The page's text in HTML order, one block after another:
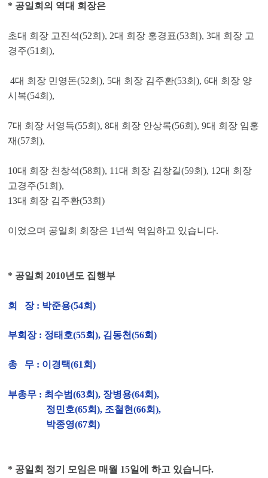
* 공일회의 역대 회장은
초대 회장 고진석(52회), 2대 회장 홍경표(53회), 3대 회장 고
경주(51회),
4대 회장 민영돈(52회), 5대 회장 김주환(53회),6대 회장 양
시복(54회),
7대 회장 서영득(55회), 8대 회장 안상록(56회), 9대 회장 임홍
재(57회),
10대 회장 천창석(58회), 11대 회장 김창길(59회), 12대 회장
고경주(51회),
13대 회장 김주환(53회)
이었으며 공일회 회장은 1년씩 역임하고 있습니다.
* 공일회 2010년도 집행부
회 장 : 박준용(54회)
부회장 : 정태호(55회), 김동천(56회)
총 무 : 이경택(61회)
부총무 : 최수범(63회), 장병용(64회),
정민호(65회), 조철현(66회),
박종영(67회)
* 공일회 정기 모임은 매월 15일에 하고 있습니다.